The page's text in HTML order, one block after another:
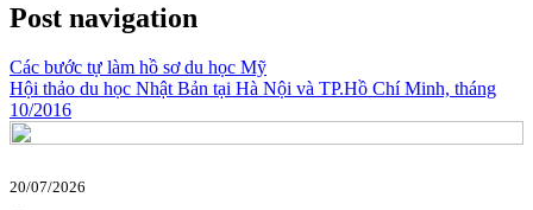
Post navigation
Các bước tự làm hồ sơ du học Mỹ
Hội thảo du học Nhật Bản tại Hà Nội và TP.Hồ Chí Minh, tháng
10/2016
20/07/2026